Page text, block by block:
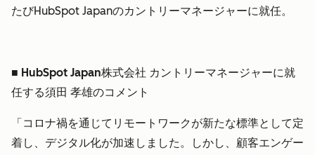
たびHubSpot Japanのカントリーマネージャーに就任。
■ HubSpot Japan株式会社 カントリーマネージャーに就
任する須田 孝雄のコメント
「コロナ禍を通じてリモートワークが新たな標準として定
着し、デジタル化が加速しました。しかし、顧客エンゲー